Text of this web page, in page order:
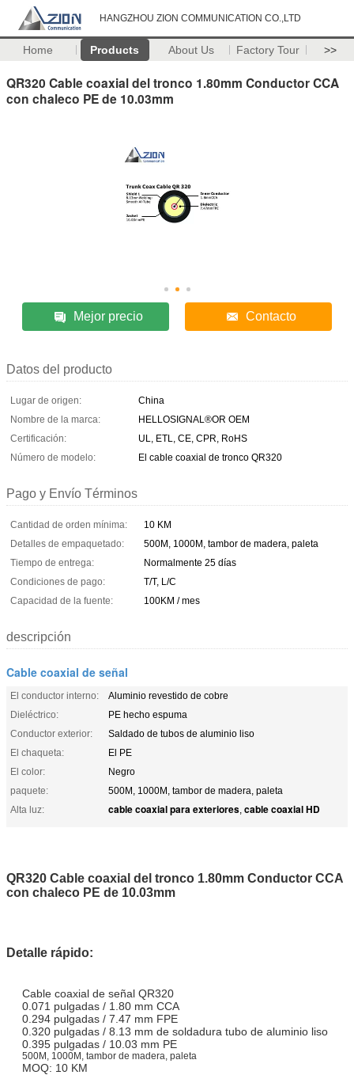
HANGZHOU ZION COMMUNICATION CO.,LTD
Home Products About Us Factory Tour >>
QR320 Cable coaxial del tronco 1.80mm Conductor CCA
con chaleco PE de 10.03mm
Mejor precio Contacto
Datos del producto
Lugar de origen:
China
Nombre de la marca:
HELLOSIGNAL®OR OEM
Certificación:
UL, ETL, CE, CPR, RoHS
Número de modelo:
El cable coaxial de tronco QR320
Pago y Envío Términos
Cantidad de orden mínima:
10 KM
Detalles de empaquetado:
500M, 1000M, tambor de madera, paleta
Tiempo de entrega:
Normalmente 25 días
Condiciones de pago:
T/T, L/C
Capacidad de la fuente:
100KM / mes
descripción
Cable coaxial de señal
El conductor interno:
Aluminio revestido de cobre
Dieléctrico:
PE hecho espuma
Conductor exterior:
Saldado de tubos de aluminio liso
El chaqueta:
El PE
El color:
Negro
paquete:
500M, 1000M, tambor de madera, paleta
Alta luz:
cable coaxial para exteriores, cable coaxial HD
QR320 Cable coaxial del tronco 1.80mm Conductor CCA
con chaleco PE de 10.03mm
Detalle rápido:
Cable coaxial de señal QR320
0.071 pulgadas / 1.80 mm CCA
0.294 pulgadas / 7.47 mm FPE
0.320 pulgadas / 8.13 mm de soldadura tubo de aluminio liso
0.395 pulgadas / 10.03 mm PE
500M, 1000M, tambor de madera, paleta
MOQ: 10 KM